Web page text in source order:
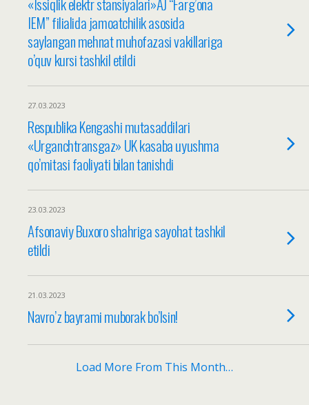
IEM” filialida jamoatchilik asosida
saylangan mehnat muhofazasi vakillariga
o’quv kursi tashkil etildi
27.03.2023
Respublika Kengashi mutasaddilari
«Urganchtransgaz» UK kasaba uyushma
qo’mitasi faoliyati bilan tanishdi
23.03.2023
Afsonaviy Buxoro shahriga sayohat tashkil
etildi
21.03.2023
Navro’z bayrami muborak bo’lsin!
Load More From This Month…